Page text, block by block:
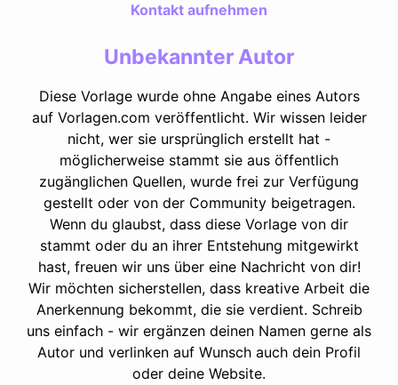
Kontakt aufnehmen
Unbekannter Autor
Diese Vorlage wurde ohne Angabe eines Autors
auf Vorlagen.com veröffentlicht. Wir wissen leider
nicht, wer sie ursprünglich erstellt hat -
möglicherweise stammt sie aus öffentlich
zugänglichen Quellen, wurde frei zur Verfügung
gestellt oder von der Community beigetragen.
Wenn du glaubst, dass diese Vorlage von dir
stammt oder du an ihrer Entstehung mitgewirkt
hast, freuen wir uns über eine Nachricht von dir!
Wir möchten sicherstellen, dass kreative Arbeit die
Anerkennung bekommt, die sie verdient. Schreib
uns einfach - wir ergänzen deinen Namen gerne als
Autor und verlinken auf Wunsch auch dein Profil
oder deine Website.